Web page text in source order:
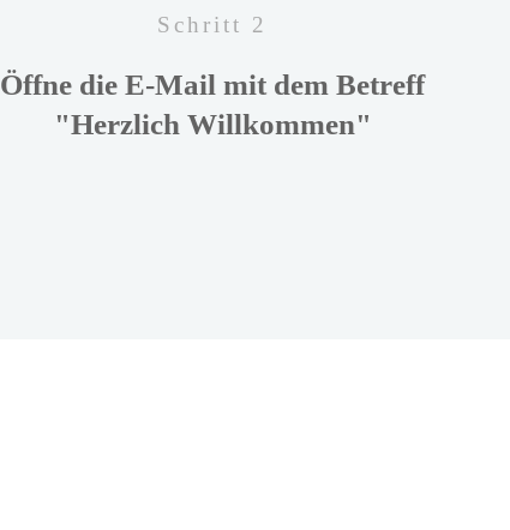
Schritt 2
Öffne die E-Mail mit dem Betreff
"Herzlich Willkommen"